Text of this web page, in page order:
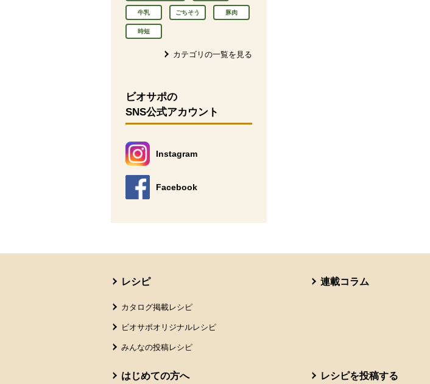
牛乳 ごちそう 豚肉
時短
カテゴリの一覧を見る
ビオサポの
SNS公式アカウント
Instagram
別のウィンドウで開きます。
Facebook
別のウィンドウで開きます。
レシピ
カタログ掲載レシピ
ビオサポオリジナルレシピ
みんなの投稿レシピ
連載コラム
はじめての方へ レシピを投稿する